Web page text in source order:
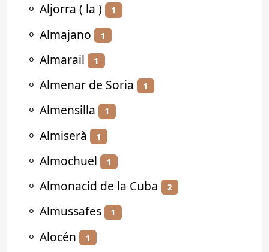
⚬ Aljorra ( la ) 1
⚬ Almajano 1
⚬ Almarail 1
⚬ Almenar de Soria 1
⚬ Almensilla 1
⚬ Almiserà 1
⚬ Almochuel 1
⚬ Almonacid de la Cuba 2
⚬ Almussafes 1
⚬ Alocén 1